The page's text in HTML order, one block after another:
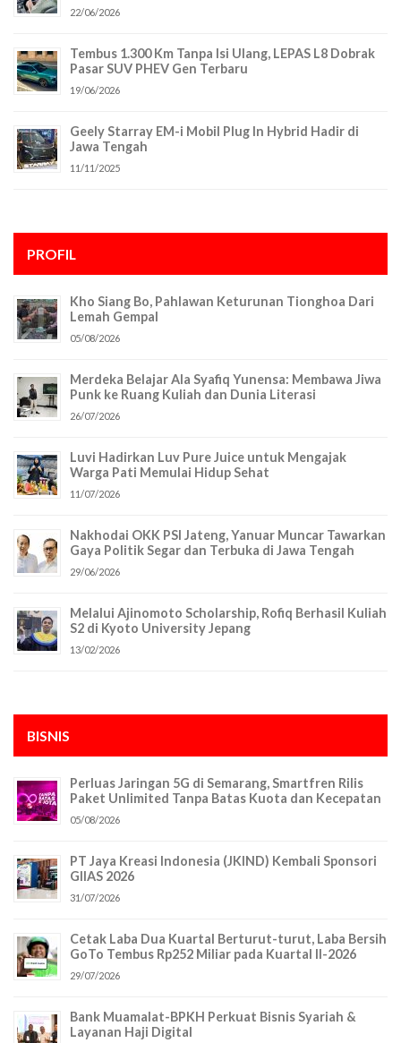
22/06/2026
Tembus 1.300 Km Tanpa Isi Ulang, LEPAS L8 Dobrak
Pasar SUV PHEV Gen Terbaru
19/06/2026
Geely Starray EM-i Mobil Plug In Hybrid Hadir di
Jawa Tengah
11/11/2025
PROFIL
Kho Siang Bo, Pahlawan Keturunan Tionghoa Dari
Lemah Gempal
05/08/2026
Merdeka Belajar Ala Syafiq Yunensa: Membawa Jiwa
Punk ke Ruang Kuliah dan Dunia Literasi
26/07/2026
Luvi Hadirkan Luv Pure Juice untuk Mengajak
Warga Pati Memulai Hidup Sehat
11/07/2026
Nakhodai OKK PSI Jateng, Yanuar Muncar Tawarkan
Gaya Politik Segar dan Terbuka di Jawa Tengah
29/06/2026
Melalui Ajinomoto Scholarship, Rofiq Berhasil Kuliah
S2 di Kyoto University Jepang
13/02/2026
BISNIS
Perluas Jaringan 5G di Semarang, Smartfren Rilis
Paket Unlimited Tanpa Batas Kuota dan Kecepatan
05/08/2026
PT Jaya Kreasi Indonesia (JKIND) Kembali Sponsori
GIIAS 2026
31/07/2026
Cetak Laba Dua Kuartal Berturut-turut, Laba Bersih
GoTo Tembus Rp252 Miliar pada Kuartal II-2026
29/07/2026
Bank Muamalat-BPKH Perkuat Bisnis Syariah &
Layanan Haji Digital